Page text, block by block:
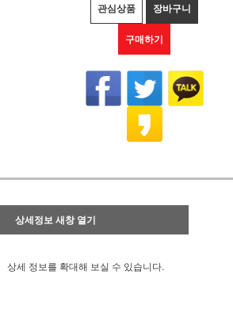
관심상품 장바구니
구매하기
상세정보 새창 열기
상세 정보를 확대해 보실 수 있습니다.